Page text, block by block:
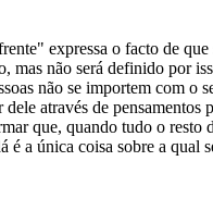
expressa o facto de que
mas não será definido por
não se importem com o
dele através de pensamentos
que, quando tudo o resto
é a única coisa sobre a qual